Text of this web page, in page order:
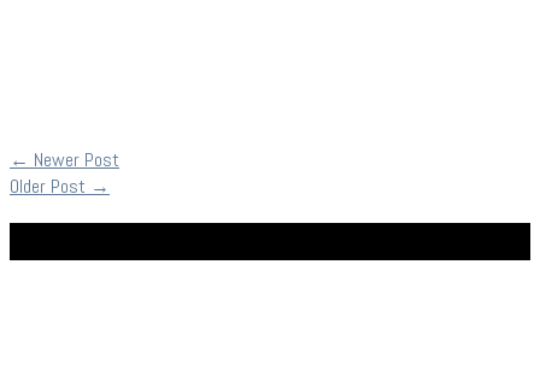
← Newer Post
Older Post →